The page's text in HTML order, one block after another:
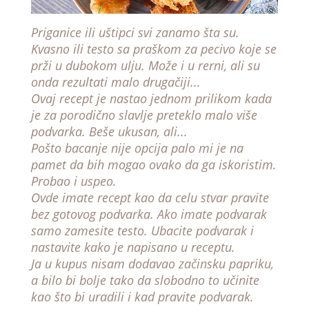
Priganice ili uštipci svi zanamo šta su.
Kvasno ili testo sa praškom za pecivo koje se
prži u dubokom ulju. Može i u rerni, ali su
onda rezultati malo drugačiji...
Ovaj recept je nastao jednom prilikom kada
je za porodično slavlje preteklo malo više
podvarka. Beše ukusan, ali...
Pošto bacanje nije opcija palo mi je na
pamet da bih mogao ovako da ga iskoristim.
Probao i uspeo.
Ovde imate recept kao da celu stvar pravite
bez gotovog podvarka. Ako imate podvarak
samo zamesite testo. Ubacite podvarak i
nastavite kako je napisano u receptu.
Ja u kupus nisam dodavao začinsku papriku,
a bilo bi bolje tako da slobodno to učinite
kao što bi uradili i kad pravite podvarak.